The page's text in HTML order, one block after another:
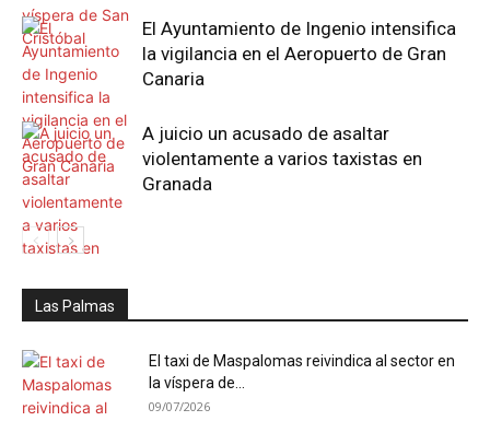
El Ayuntamiento de Ingenio intensifica
la vigilancia en el Aeropuerto de Gran
Canaria
A juicio un acusado de asaltar
violentamente a varios taxistas en
Granada
Las Palmas
El taxi de Maspalomas reivindica al sector en
la víspera de...
09/07/2026